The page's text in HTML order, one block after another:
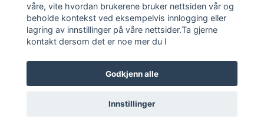
Sosiale medier
© 2026 Vassbrekko AS
våre, vite hvordan brukerene bruker nettsiden vår og
beholde kontekst ved eksempelvis innlogging eller
lagring av innstillinger på våre nettsider.Ta gjerne
kontakt dersom det er noe mer du l
Godkjenn alle
Innstillinger